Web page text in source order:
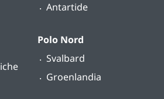
Antartide
Polo Nord
Svalbard
Groenlandia